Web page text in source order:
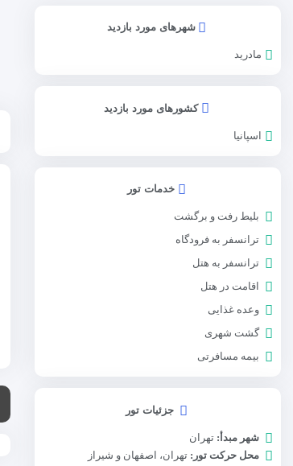
شهرهای مورد بازدید
مادرید
کشورهای مورد بازدید
اسپانیا
خدمات تور
بلیط رفت و برگشت
ترانسفر به فرودگاه
ترانسفر به هتل
اقامت در هتل
وعده غذایی
گشت شهری
بیمه مسافرتی
جزئیات تور
شهر مبدأ: تهران
محل حرکت تور: تهران، اصفهان و شیراز